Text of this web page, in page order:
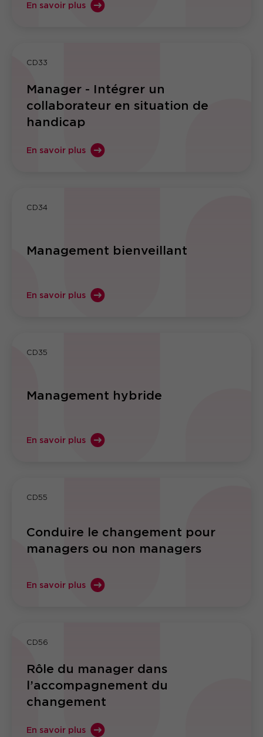
En savoir plus
CD33
Manager - Intégrer un
collaborateur en situation de
handicap
En savoir plus
CD34
Management bienveillant
En savoir plus
CD35
Management hybride
En savoir plus
CD55
Conduire le changement pour
managers ou non managers
En savoir plus
CD56
Rôle du manager dans
l’accompagnement du
changement
En savoir plus